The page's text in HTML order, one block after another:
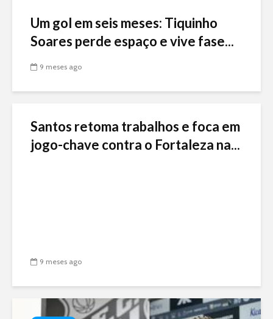
Um gol em seis meses: Tiquinho
Soares perde espaço e vive fase...
9 meses ago
Santos retoma trabalhos e foca em
jogo-chave contra o Fortaleza na...
9 meses ago